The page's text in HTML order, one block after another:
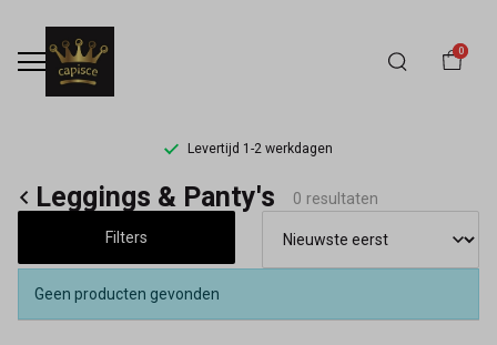
0
Levertijd 1-2 werkdagen
Leggings
Panty's
Leggings & Panty's 0 resultaten
Filters
Geen producten gevonden